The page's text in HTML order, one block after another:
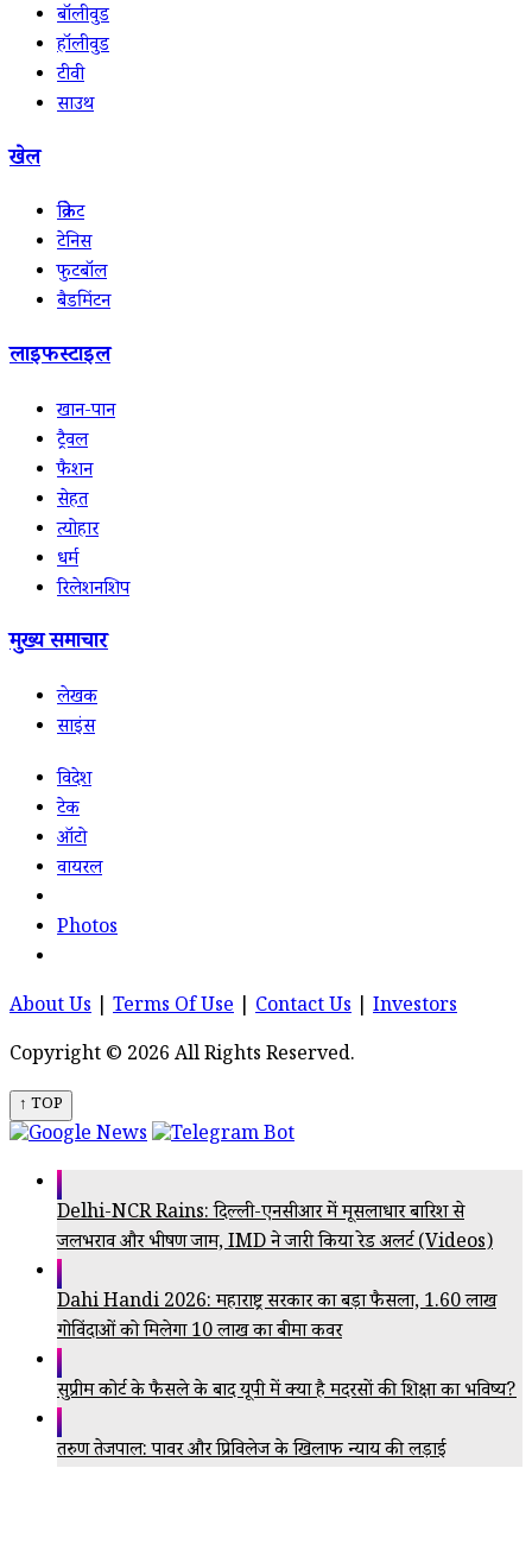
बॉलीवुड
हॉलीवुड
टीवी
साउथ
खेल
क्रिकेट
टेनिस
फुटबॉल
बैडमिंटन
लाइफस्टाइल
खान-पान
ट्रैवल
फैशन
सेहत
त्योहार
धर्म
रिलेशनशिप
मुख्य समाचार
लेखक
साइंस
विदेश
टेक
ऑटो
वायरल
Photos
About Us Terms Of Use Contact Us
Investors
Copyright © 2026 All Rights Reserved.
↑ TOP
Delhi-NCR Rains: दिल्ली-एनसीआर में मूसलाधार बारिश से
जलभराव और भीषण जाम, IMD ने जारी किया रेड अलर्ट (Videos)
Dahi Handi 2026: महाराष्ट्र सरकार का बड़ा फैसला, 1.60 लाख
गोविंदाओं को मिलेगा ₹10 लाख का बीमा कवर
सुप्रीम कोर्ट के फैसले के बाद यूपी में क्या है मदरसों की शिक्षा का भविष्य?
तरुण तेजपाल: पावर और प्रिविलेज के खिलाफ न्याय की लड़ाई